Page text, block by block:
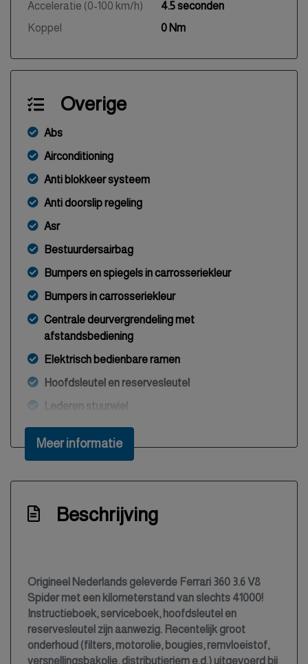
Acceleratie (0-100 km/h)
4.5 seconden
Koppel
0 Nm
Overige
Abs
Airconditioning
Anti blokkeer systeem
Anti doorslip regeling
Asr
Bestuurdersairbag
Bumpers en spiegels in carrosseriekleur
Bumpers in carrosseriekleur
Centrale deurvergrendeling met
afstandsbediening
Elektrisch bedienbare ramen
Hoofdsleutel en reservesleutel
Lederen stuurwiel
Lichtmetalen wielen
Toerenteller
Buitenspiegel rechts
Buitenspiegels elektrisch verstelbaar
Centrale vergrendeling
Getint glas
Meer informatie
Beschrijving
Origineel Nederlands geleverde Ferrari 360 3.6 V8
Spider met een kilometerstand van slechts 41000!
Instructieboek, serviceboek, hoofdsleutel en
reservesleutel zijn aanwezig. Recentelijk groot
onderhoud (filters, motorolie, bougies, remvloeistof,
versnellingsbakolie, distributieriem e.d.) uitgevoerd bij